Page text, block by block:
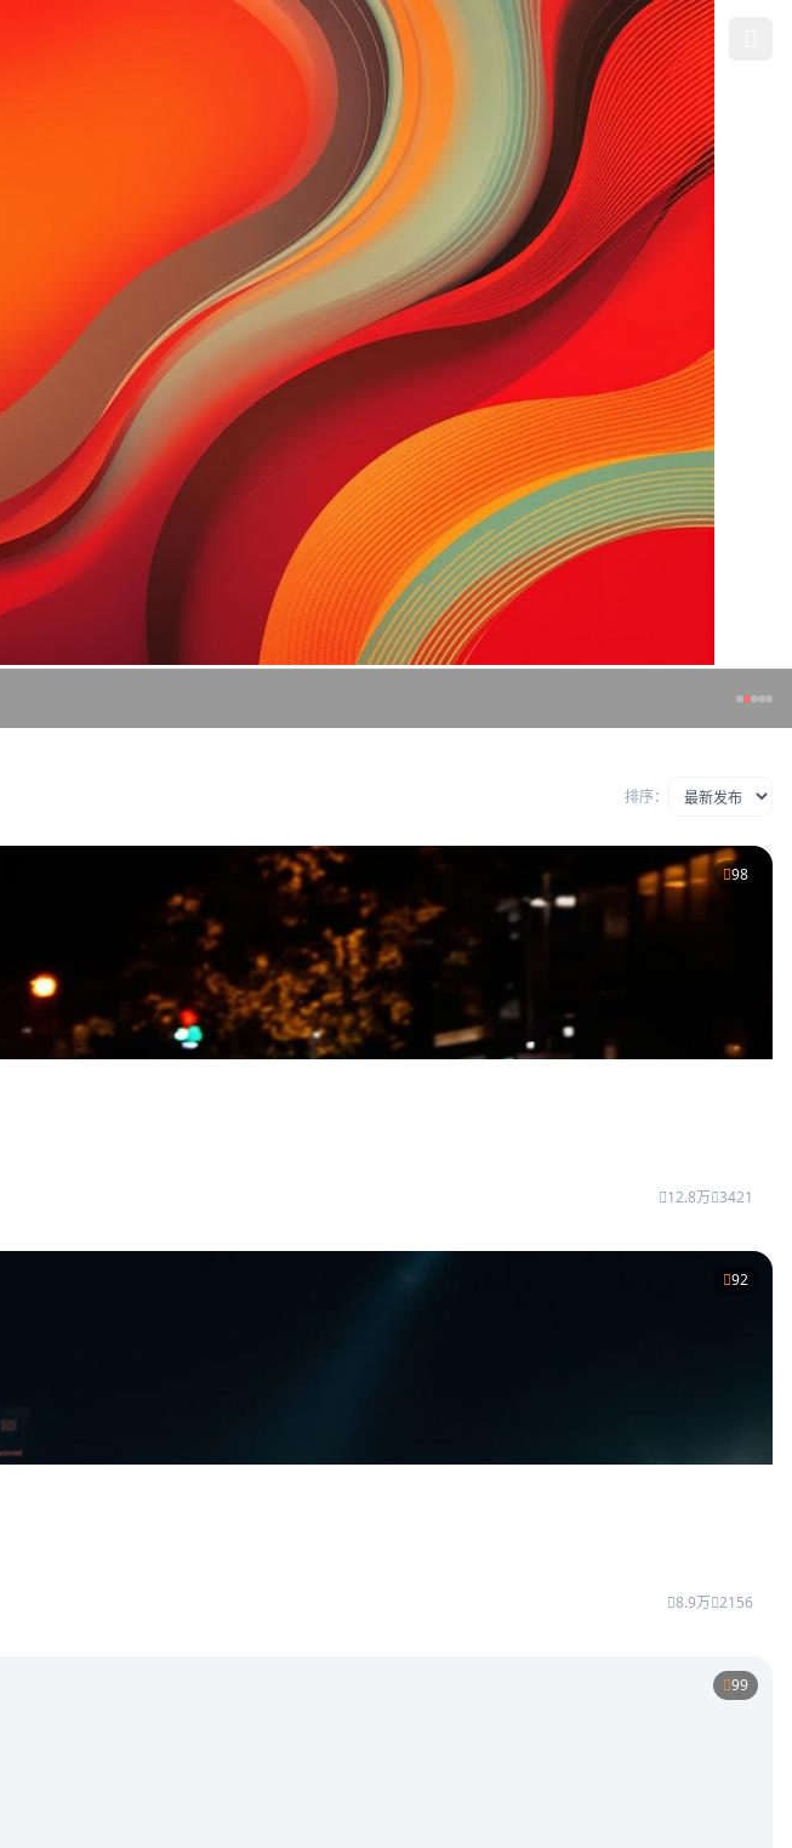
排序：
98
12.8万 3421
92
8.9万 2156
99